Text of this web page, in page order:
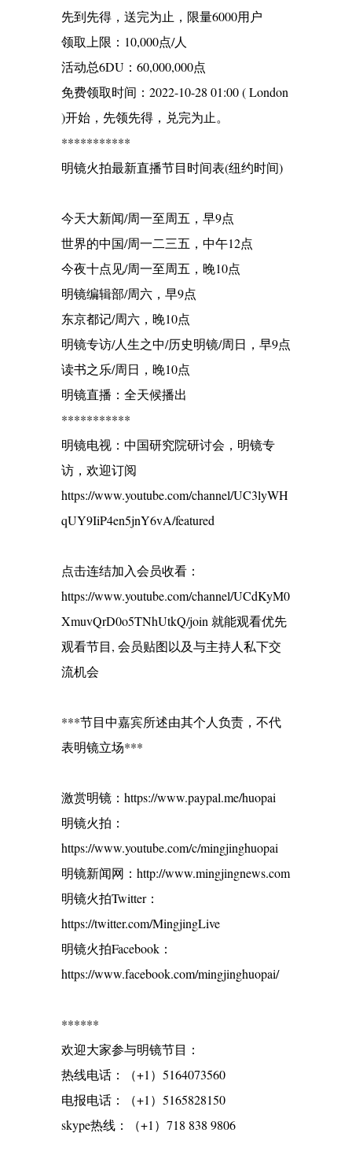
先到先得，送完为止，限量6000用户
领取上限：10,000点/人
活动总6DU：60,000,000点
免费领取时间：2022-10-28 01:00 ( London
)开始，先领先得，兑完为止。
***********
明镜火拍最新直播节目时间表(纽约时间)
今天大新闻/周一至周五，早9点
世界的中国/周一二三五，中午12点
今夜十点见/周一至周五，晚10点
明镜编辑部/周六，早9点
东京都记/周六，晚10点
明镜专访/人生之中/历史明镜/周日，早9点
读书之乐/周日，晚10点
明镜直播：全天候播出
***********
明镜电视：中国研究院研讨会，明镜专
访，欢迎订阅
https://www.youtube.com/channel/UC3lyWH
qUY9IiP4en5jnY6vA/featured
点击连结加入会员收看：
https://www.youtube.com/channel/UCdKyM0
XmuvQrD0o5TNhUtkQ/join 就能观看优先
观看节目, 会员贴图以及与主持人私下交
流机会
***节目中嘉宾所述由其个人负责，不代
表明镜立场***
激赏明镜：https://www.paypal.me/huopai
明镜火拍：
https://www.youtube.com/c/mingjinghuopai
明镜新闻网：http://www.mingjingnews.com
明镜火拍Twitter：
https://twitter.com/MingjingLive
明镜火拍Facebook：
https://www.facebook.com/mingjinghuopai/
******
欢迎大家参与明镜节目：
热线电话：（+1）5164073560
电报电话：（+1）5165828150
skype热线：（+1）718 838 9806